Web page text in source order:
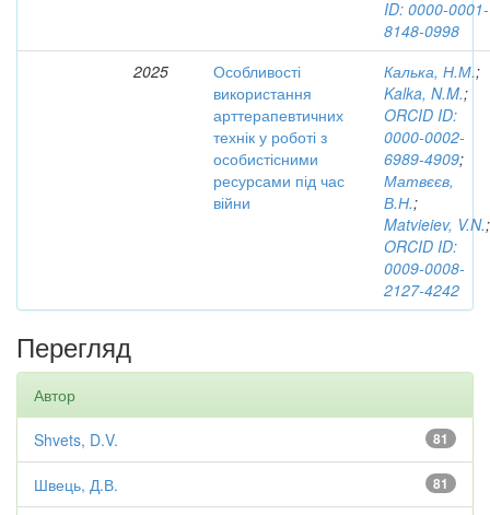
ID: 0000-0001-
8148-0998
2025
Особливості
використання
арттерапевтичних
технік у роботі з
особистісними
ресурсами під час
війни
Калька, Н.М.;
Kalka, N.M.;
ORCID ID:
0000-0002-
6989-4909;
Матвєєв,
В.Н.;
Matvieiev, V.N.;
ORCID ID:
0009-0008-
2127-4242
Перегляд
Автор
81
Shvets, D.V.
81
Швець, Д.В.